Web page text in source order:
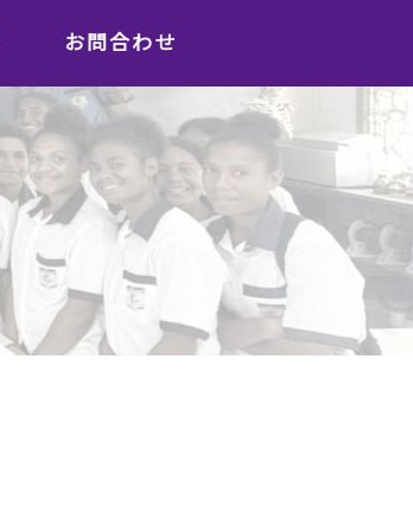
お問合わせ